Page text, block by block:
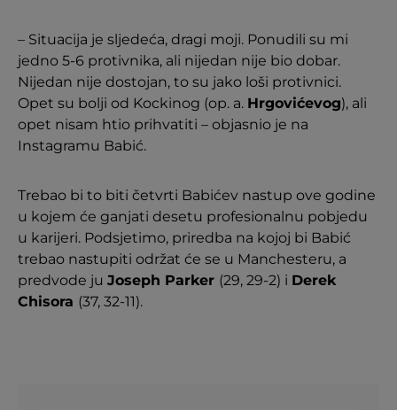
– Situacija je sljedeća, dragi moji. Ponudili su mi
jedno 5-6 protivnika, ali nijedan nije bio dobar.
Nijedan nije dostojan, to su jako loši protivnici.
Opet su bolji od Kockinog (op. a. Hrgovićevog), ali
opet nisam htio prihvatiti – objasnio je na
Instagramu Babić.
Trebao bi to biti četvrti Babićev nastup ove godine
u kojem će ganjati desetu profesionalnu pobjedu
u karijeri. Podsjetimo, priredba na kojoj bi Babić
trebao nastupiti održat će se u Manchesteru, a
predvode ju Joseph Parker (29, 29-2) i Derek
Chisora (37, 32-11).